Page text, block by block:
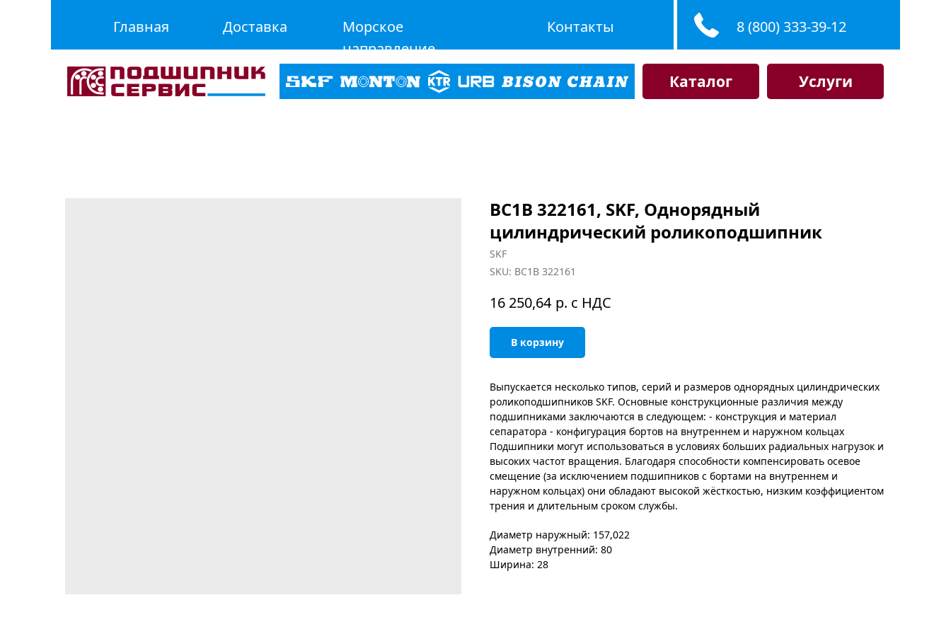
Главная Доставка
Морское
направление
Контакты 8 (800) 333-39-12
Каталог Услуги
BC1B 322161, SKF, Однорядный
цилиндрический роликоподшипник
SKF
SKU: BC1B 322161
16 250,64 р. с НДС
В корзину
Выпускается несколько типов, серий и размеров однорядных цилиндрических
роликоподшипников SKF. Основные конструкционные различия между
подшипниками заключаются в следующем: - конструкция и материал
сепаратора - конфигурация бортов на внутреннем и наружном кольцах
Подшипники могут использоваться в условиях больших радиальных нагрузок и
высоких частот вращения. Благодаря способности компенсировать осевое
смещение (за исключением подшипников с бортами на внутреннем и
наружном кольцах) они обладают высокой жёсткостью, низким коэффициентом
трения и длительным сроком службы.
Диаметр наружный: 157,022
Диаметр внутренний: 80
Ширина: 28